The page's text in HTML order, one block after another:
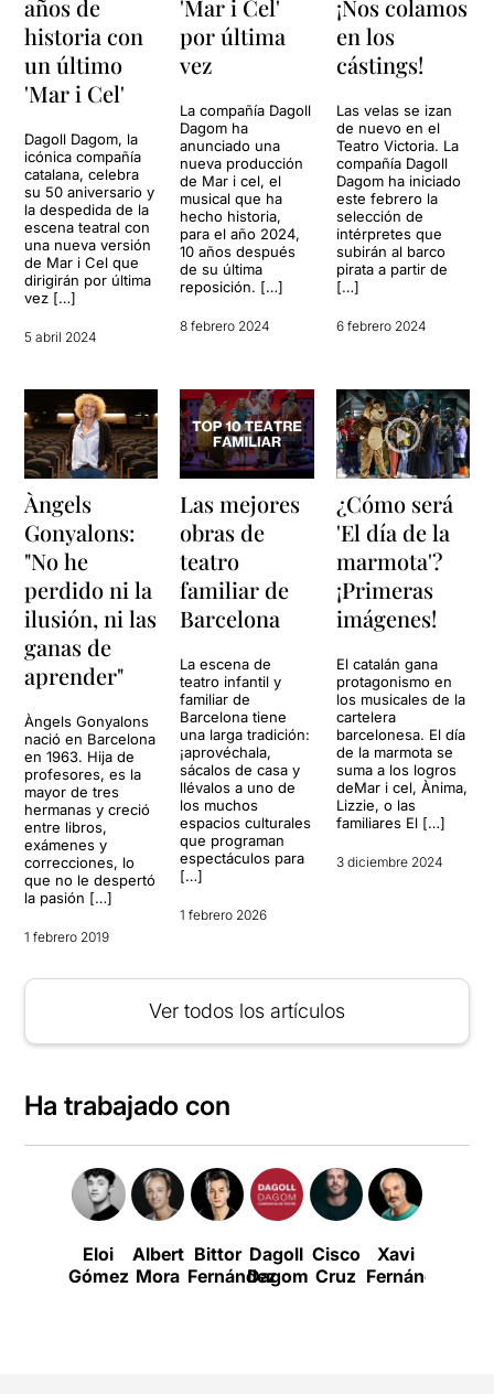
años de
historia con
un último
'Mar i Cel'
Dagoll Dagom, la
icónica compañía
catalana, celebra
su 50 aniversario y
la despedida de la
escena teatral con
una nueva versión
de Mar i Cel que
dirigirán por última
vez […]
5 abril 2024
'Mar i Cel'
por última
vez
La compañía Dagoll
Dagom ha
anunciado una
nueva producción
de Mar i cel, el
musical que ha
hecho historia,
para el año 2024,
10 años después
de su última
reposición. […]
8 febrero 2024
¡Nos colamos
en los
cástings!
Las velas se izan
de nuevo en el
Teatro Victoria. La
compañía Dagoll
Dagom ha iniciado
este febrero la
selección de
intérpretes que
subirán al barco
pirata a partir de
[…]
6 febrero 2024
Àngels
Gonyalons:
"No he
perdido ni la
ilusión, ni las
ganas de
aprender"
Àngels Gonyalons
nació en Barcelona
en 1963. Hija de
profesores, es la
mayor de tres
hermanas y creció
entre libros,
exámenes y
correcciones, lo
que no le despertó
la pasión […]
1 febrero 2019
Las mejores
obras de
teatro
familiar de
Barcelona
La escena de
teatro infantil y
familiar de
Barcelona tiene
una larga tradición:
¡aprovéchala,
sácalos de casa y
llévalos a uno de
los muchos
espacios culturales
que programan
espectáculos para
[…]
1 febrero 2026
¿Cómo será
'El día de la
marmota'?
¡Primeras
imágenes!
El catalán gana
protagonismo en
los musicales de la
cartelera
barcelonesa. El día
de la marmota se
suma a los logros
deMar i cel, Ànima,
Lizzie, o las
familiares El […]
3 diciembre 2024
Ver todos los artículos
Ha trabajado con
Eloi
Gómez
Albert
Mora
Bittor
Fernández
Dagoll
Dagom
Cisco
Cruz
Xavi
Fernández